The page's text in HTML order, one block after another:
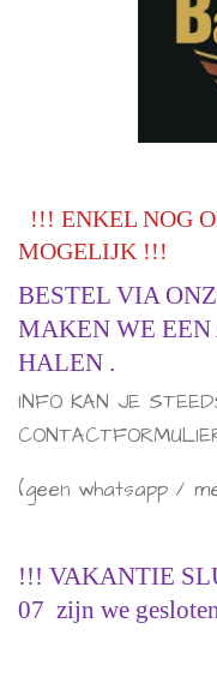
!!! ENKEL NOG
MOGELIJK !!!
BESTEL VIA
MAKEN WE
HALEN .
INFO KAN JE
(geen whatsapp /
!!! VAKANTIE
07 zijn we